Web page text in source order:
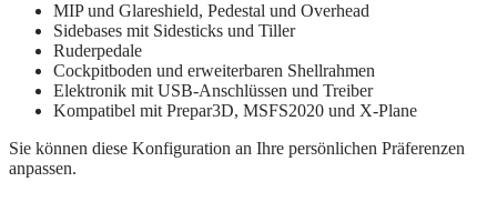
MIP und Glareshield, Pedestal und Overhead
Sidebases mit Sidesticks und Tiller
Ruderpedale
Cockpitboden und erweiterbaren Shellrahmen
Elektronik mit USB-Anschlüssen und Treiber
Kompatibel mit Prepar3D, MSFS2020 und X-Plane
Sie können diese Konfiguration an Ihre persönlichen Präferenzen
anpassen.